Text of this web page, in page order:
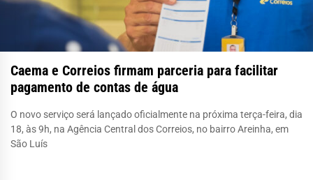
Caema e Correios firmam parceria para facilitar
pagamento de contas de água
O novo serviço será lançado oficialmente na próxima terça-feira, dia
18, às 9h, na Agência Central dos Correios, no bairro Areinha, em
São Luís